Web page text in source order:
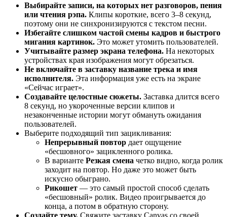
Выбирайте записи, на которых нет разговоров, пения
или чтения рэпа. Клипы короткие, всего 3–8 секунд,
поэтому они не синхронизируются с текстом песни.
Избегайте слишком частой смены кадров и быстрого
мигания картинок. Это может утомить пользователей.
Учитывайте размер экрана телефона. На некоторых
устройствах края изображения могут обрезаться.
Не включайте в заставку название трека и имя
исполнителя. Эта информация уже есть на экране
«Сейчас играет».
Создавайте целостные сюжеты. Заставка длится всего
8 секунд, но укороченные версии клипов и
незаконченные истории могут обмануть ожидания
пользователей.
Выберите подходящий тип зацикливания:
Непрерывный повтор дает ощущение
«бесшовного» зацикленного ролика.
В варианте Резкая смена четко видно, когда ролик
заходит на повтор. Но даже это может быть
искусно обыграно.
Рикошет — это самый простой способ сделать
«бесшовный» ролик. Видео проигрывается до
конца, а потом в обратную сторону.
Создайте тему. Свяжите заставку Canvas со своей